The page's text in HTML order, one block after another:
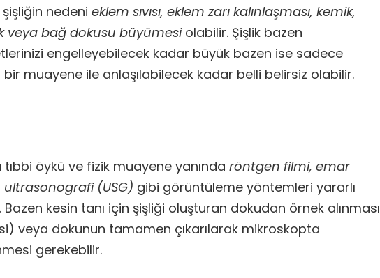
nedeni eklem sıvısı, eklem zarı kalınlaşması, kemik,
veya bağ dokusu büyümesi olabilir. Şişlik bazen
engelleyebilecek kadar büyük bazen ise sadece
bir muayene ile anlaşılabilecek kadar belli belirsiz olabilir.
tıbbi öykü ve fizik muayene yanında röntgen filmi, emar
ultrasonografi (USG) gibi görüntüleme yöntemleri yararlı
Bazen kesin tanı için şişliği oluşturan dokudan örnek alınması
veya dokunun tamamen çıkarılarak mikroskopta
gerekebilir.